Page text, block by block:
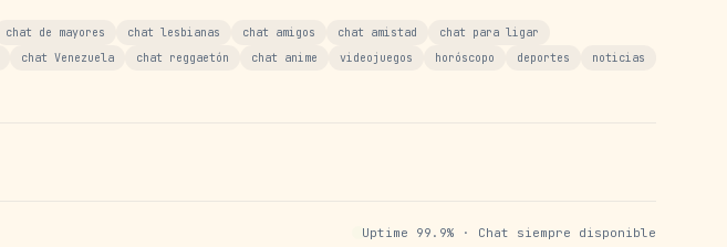
chat de mayores chat lesbianas chat amigos chat amistad
chat para ligar
chat Venezuela chat reggaetón chat anime videojuegos horóscopo deportes
noticias
Uptime 99.9% · Chat siempre disponible